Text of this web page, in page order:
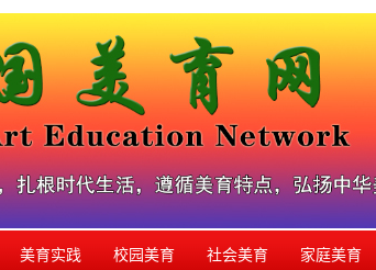
美育实践 校园美育 社会美育 家庭美育